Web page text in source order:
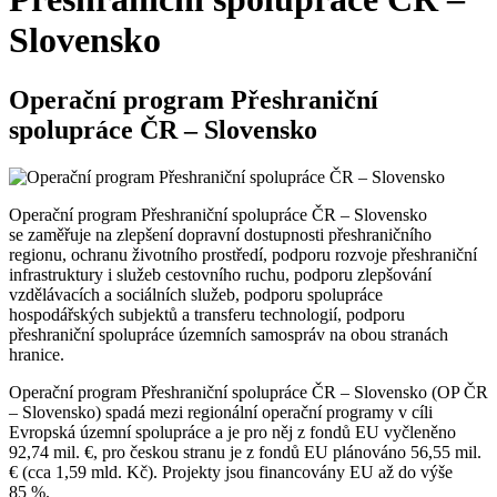
Slovensko
Operační program Přeshraniční
spolupráce ČR – Slovensko
Operační program Přeshraniční spolupráce ČR – Slovensko
se zaměřuje na zlepšení dopravní dostupnosti přeshraničního
regionu, ochranu životního prostředí, podporu rozvoje přeshraniční
infrastruktury i služeb cestovního ruchu, podporu zlepšování
vzdělávacích a sociálních služeb, podporu spolupráce
hospodářských subjektů a transferu technologií, podporu
přeshraniční spolupráce územních samospráv na obou stranách
hranice.
Operační program Přeshraniční spolupráce ČR – Slovensko (OP ČR
– Slovensko) spadá mezi regionální operační programy v cíli
Evropská územní spolupráce a je pro něj z fondů EU vyčleněno
92,74 mil. €, pro českou stranu je z fondů EU plánováno 56,55 mil.
€ (cca 1,59 mld. Kč). Projekty jsou financovány EU až do výše
85 %.